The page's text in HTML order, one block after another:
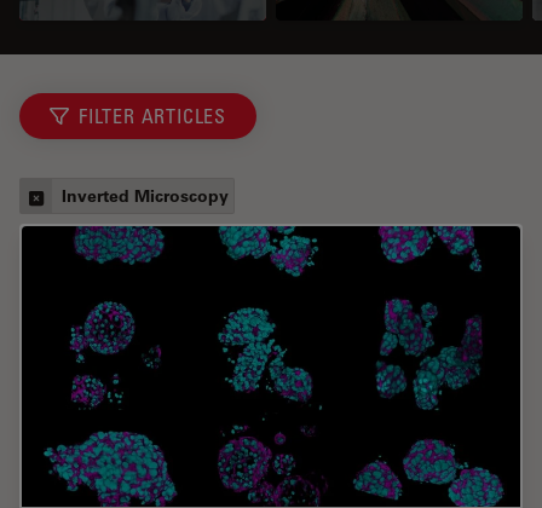
FILTER ARTICLES
Inverted Microscopy